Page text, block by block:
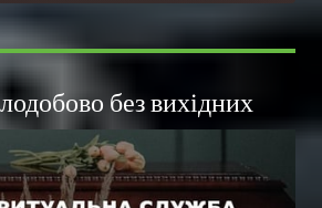
без вихідних